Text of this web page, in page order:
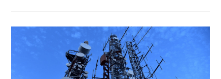
Panduan
Masuk
SMK
Jurusan
TKJ
Di
Sidoarjo